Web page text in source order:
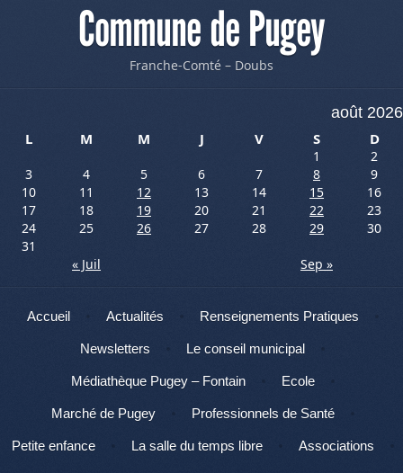
Commune de Pugey
Franche-Comté – Doubs
août 2026
L
M M J V S D
1
2
3
4 5 6 7 8
9
10
11 12 13 14 15
16
17
18 19 20 21 22
23
24
25 26 27 28 29
30
31
« Juil
Sep »
Menu
Aller au contenu
Accueil Actualités Renseignements Pratiques
Newsletters Le conseil municipal
Médiathèque Pugey – Fontain Ecole
Marché de Pugey Professionnels de Santé
Petite enfance La salle du temps libre Associations